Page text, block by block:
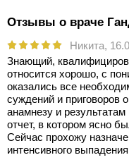
Отзывы о враче
Никита,
Знающий,
относится хорошо, с
оказались все
суждений и приговоров
анамнезу и
отчет, в котором ясно
Сейчас прохожу
интенсивного